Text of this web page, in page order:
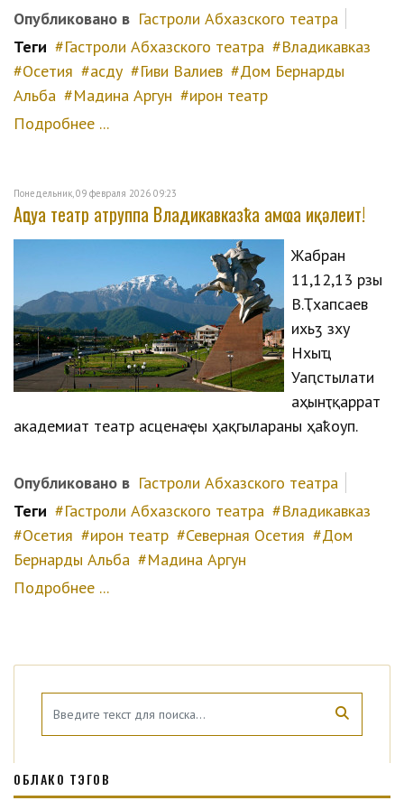
Опубликовано в Гастроли Абхазского театра
Теги
Гастроли Абхазского театра
Владикавказ
Осетия
асду Гиви Валиев
Дом Бернарды
Альба
Мадина Аргун
ирон театр
Подробнее ...
Понедельник, 09 февраля 2026 09:23
Аԥсуа театр атруппа Владикавказҟа амҩа иқәлеит!
Жәабран
11,12,13 рзы
В.Ҭхапсаев
ихьӡ зху
Нхыҵ
Уаԥстәылатәи
аҳәынҭқарратә
академиатә театр асценаҿы ҳақәгылараны ҳаҟоуп.
Опубликовано в Гастроли Абхазского театра
Теги
Гастроли Абхазского театра
Владикавказ
Осетия
ирон театр Северная Осетия
Дом
Бернарды Альба
Мадина Аргун
Подробнее ...
ОБЛАКО ТЭГОВ